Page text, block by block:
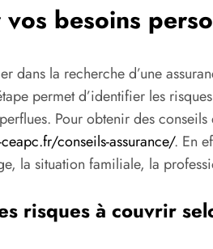
besoins
dans la recherche d’une
permet d’identifier les
Pour obtenir des
conseils-assurance/. En
la situation familiale, la
risques à couvrir